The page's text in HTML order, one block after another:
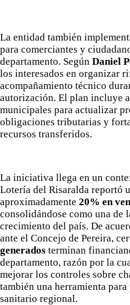
La entidad también
para comerciantes y
departamento. Según Daniel
los interesados en organizar
acompañamiento técnico
autorización. El plan incluye
municipales para actualizar
obligaciones tributarias y
recursos transferidos.
La iniciativa llega en un
Lotería del Risaralda reportó
aproximadamente 20% en
consolidándose como una de
crecimiento del país. De
ante el Concejo de Pereira,
generados terminan
departamento, razón por la
mejorar los controles sobre
también una herramienta
sanitario regional.